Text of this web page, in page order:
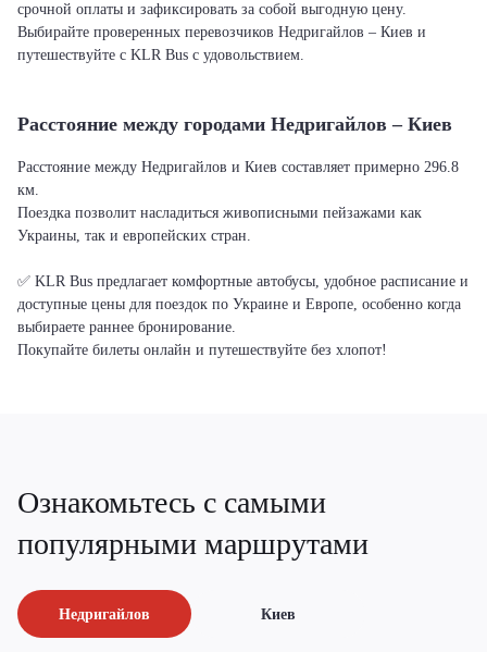
срочной оплаты и зафиксировать за собой выгодную цену.
Выбирайте проверенных перевозчиков Недригайлов – Киев и
путешествуйте с KLR Bus с удовольствием.
Расстояние между городами Недригайлов – Киев
Расстояние между Недригайлов и Киев составляет примерно 296.8
км.
Поездка позволит насладиться живописными пейзажами как
Украины, так и европейских стран.
✅ KLR Bus предлагает комфортные автобусы, удобное расписание и
доступные цены для поездок по Украине и Европе, особенно когда
выбираете раннее бронирование.
Покупайте билеты онлайн и путешествуйте без хлопот!
Ознакомьтесь с самыми
популярными маршрутами
Недригайлов Киев